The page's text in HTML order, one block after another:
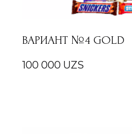
ВАРИАНТ №4 GOLD
100 000 UZS